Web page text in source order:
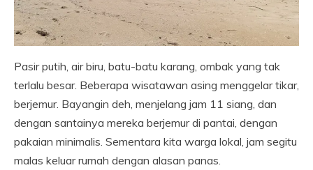
Pasir putih, air biru, batu-batu karang, ombak yang tak
terlalu besar. Beberapa wisatawan asing menggelar tikar,
berjemur. Bayangin deh, menjelang jam 11 siang, dan
dengan santainya mereka berjemur di pantai, dengan
pakaian minimalis. Sementara kita warga lokal, jam segitu
malas keluar rumah dengan alasan panas.